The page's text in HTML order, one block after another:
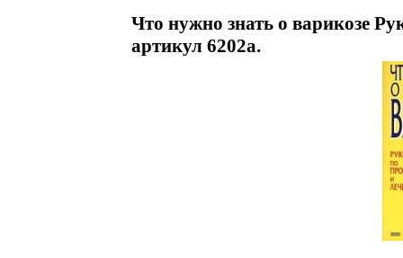
Что нужно знать о варикозе
артикул 6202a.